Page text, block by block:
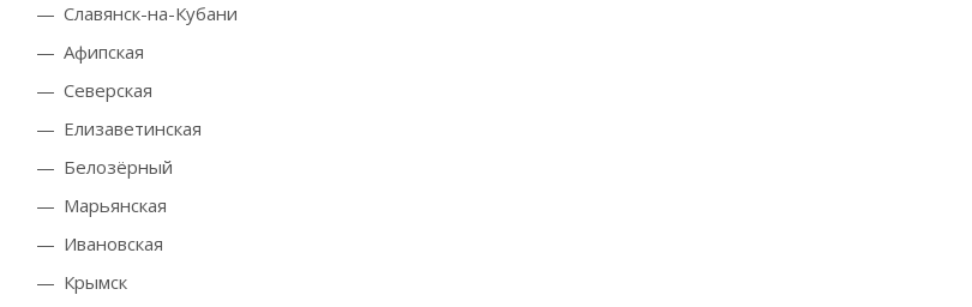
Славянск-на-Кубани
Афипская
Северская
Елизаветинская
Белозёрный
Марьянская
Ивановская
Крымск